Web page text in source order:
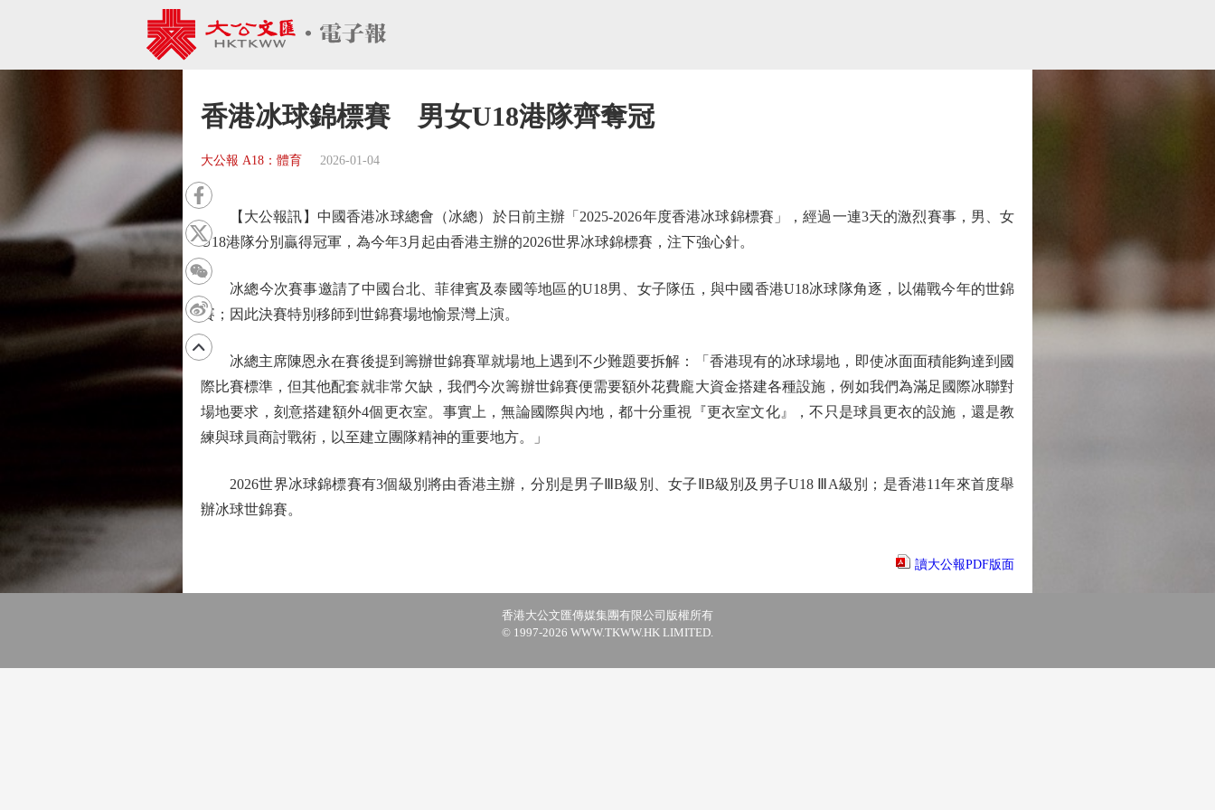
香港冰球錦標賽 男女U18港隊齊奪冠
大公報 A18：體育 2026-01-04
【大公報訊】中國香港冰球總會（冰總）於日前主辦「2025-2026年度香港冰球錦標賽」，經過一連3天的激烈賽事，男、女
U18港隊分別贏得冠軍，為今年3月起由香港主辦的2026世界冰球錦標賽，注下強心針。
冰總今次賽事邀請了中國台北、菲律賓及泰國等地區的U18男、女子隊伍，與中國香港U18冰球隊角逐，以備戰今年的世錦
賽；因此決賽特別移師到世錦賽場地愉景灣上演。
冰總主席陳恩永在賽後提到籌辦世錦賽單就場地上遇到不少難題要拆解：「香港現有的冰球場地，即使冰面面積能夠達到國
際比賽標準，但其他配套就非常欠缺，我們今次籌辦世錦賽便需要額外花費龐大資金搭建各種設施，例如我們為滿足國際冰聯對
場地要求，刻意搭建額外4個更衣室。事實上，無論國際與內地，都十分重視『更衣室文化』，不只是球員更衣的設施，還是教
練與球員商討戰術，以至建立團隊精神的重要地方。」
2026世界冰球錦標賽有3個級別將由香港主辦，分別是男子ⅢB級別、女子ⅡB級別及男子U18 ⅢA級別；是香港11年來首度舉
辦冰球世錦賽。
讀大公報PDF版面
香港大公文匯傳媒集團有限公司版權所有
© 1997-2026 WWW.TKWW.HK LIMITED.